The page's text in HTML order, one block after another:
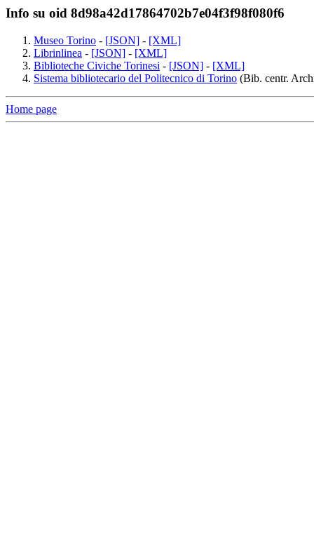
Info su oid 8d98a42d17864702b7e04f3f98f080f6
Museo Torino - [JSON] - [XML]
Librinlinea - [JSON] - [XML]
Biblioteche Civiche Torinesi - [JSON] - [XML]
Sistema bibliotecario del Politecnico di Torino (Bib. centr.
Home page